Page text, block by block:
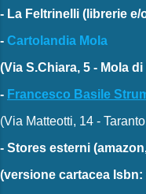
- La Feltrinelli (librerie e/
- Cartolandia Mola
(Via S.Chiara, 5 - Mola
- Francesco Basile
(Via Matteotti, 14 -
- Stores esterni
(versione cartacea